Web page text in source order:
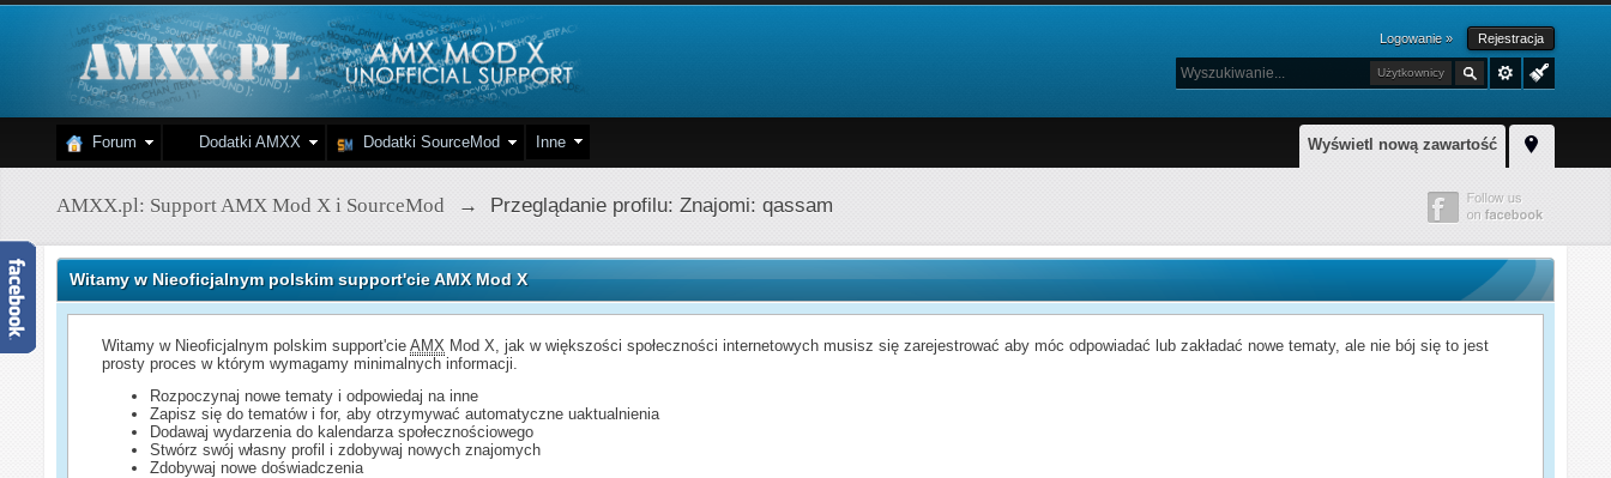
Logowanie » Rejestracja
Użytkownicy
Wyświetl nową zawartość
Forum Dodatki AMXX Dodatki SourceMod Inne
AMXX.pl: Support AMX Mod X i SourceMod → Przeglądanie profilu: Znajomi: qassam
Witamy w Nieoficjalnym polskim support'cie AMX Mod X
Witamy w Nieoficjalnym polskim support'cieAMX Mod X, jak w większości społeczności internetowych musisz się zarejestrować aby móc odpowiadać lub zakładać nowe tematy, ale nie bój się to jest
prosty proces w którym wymagamy minimalnych informacji.
Rozpoczynaj nowe tematy i odpowiedaj na inne
Zapisz się do tematów i for, aby otrzymywać automatyczne uaktualnienia
Dodawaj wydarzenia do kalendarza społecznościowego
Stwórz swój własny profil i zdobywaj nowych znajomych
Zdobywaj nowe doświadczenia